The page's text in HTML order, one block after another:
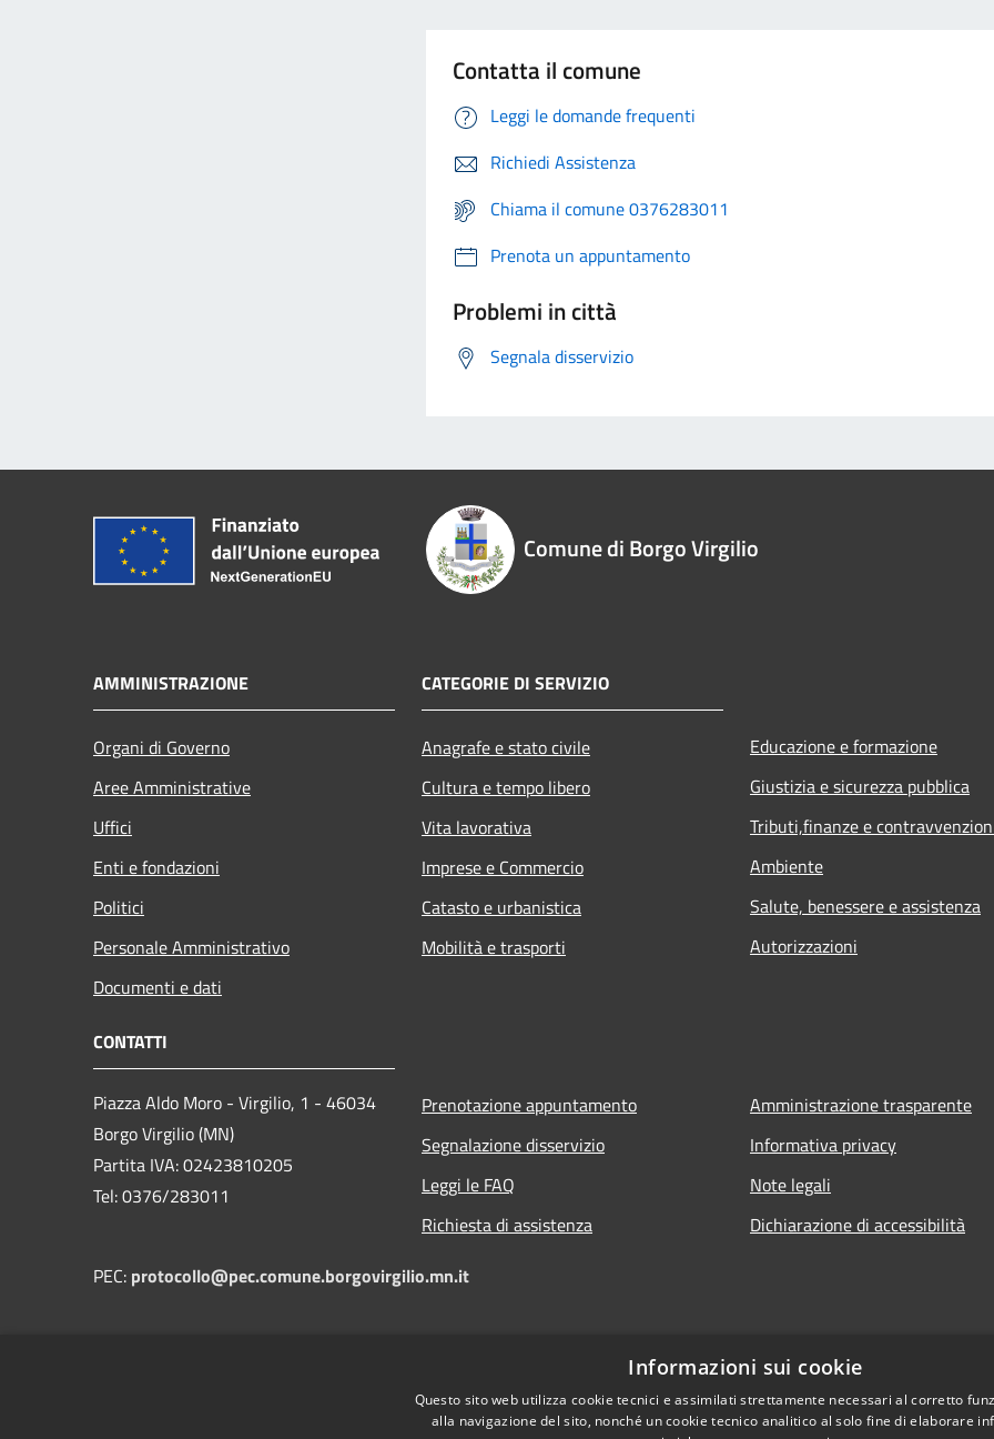
Contatta il comune
Leggi le domande frequenti
Richiedi Assistenza
Chiama il comune 0376283011
Prenota un appuntamento
Problemi in città
Segnala disservizio
Comune di Borgo Virgilio
AMMINISTRAZIONE
Organi di Governo
Aree Amministrative
Uffici
Enti e fondazioni
Politici
Personale Amministrativo
Documenti e dati
CATEGORIE DI SERVIZIO
Anagrafe e stato civile
Cultura e tempo libero
Vita lavorativa
Imprese e Commercio
Catasto e urbanistica
Mobilità e trasporti
Educazione e formazione
Giustizia e sicurezza pubblica
Tributi,finanze e
Ambiente
Salute, benessere e assistenza
Autorizzazioni
CONTATTI
Piazza Aldo Moro - Virgilio, 1 - 46034
Borgo Virgilio (MN)
Partita IVA: 02423810205
Tel: 0376/283011
PEC: protocollo@pec.comune.borgovirgilio.mn.it
Prenotazione appuntamento
Segnalazione disservizio
Leggi le FAQ
Richiesta di assistenza
Amministrazione trasparente
Informativa privacy
Note legali
Dichiarazione di accessibilità
Informazioni sui cookie
Questo sito web utilizza cookie tecnici e assimilati strettamente necessari al corretto
alla navigazione del sito, nonché un cookie tecnico analitico al solo fine di elaborare